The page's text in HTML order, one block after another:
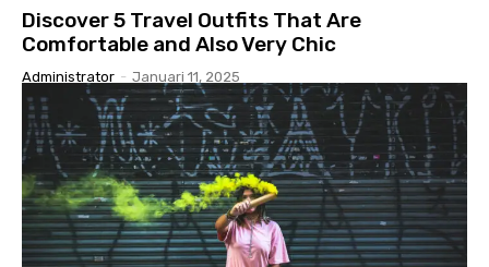
Discover 5 Travel Outfits That Are
Comfortable and Also Very Chic
Administrator - Januari 11, 2025